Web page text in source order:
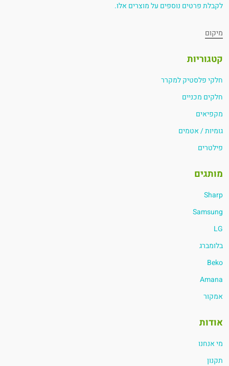
לקבלת פרטים נוספים על מוצרים אלו.
מיקום
קטגוריות
חלקי פלסטיק למקרר
חלקים מכניים
מקפיאים
גומיות / אטמים
פילטרים
מותגים
Sharp
Samsung
LG
בלומברג
Beko
Amana
אמקור
אודות
מי אנחנו
תקנון